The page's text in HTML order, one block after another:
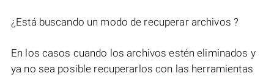
¿Está buscando un modo de recuperar archivos ?
En los casos cuando los archivos estén eliminados y
ya no sea posible recuperarlos con las herramientas